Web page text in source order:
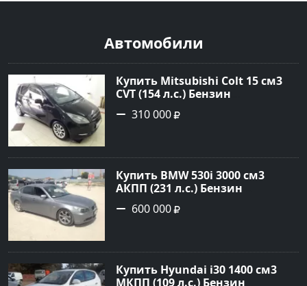
Автомобили
Купить Mitsubishi Colt 15 см3
CVT (154 л.с.) Бензин
турбонаддув в Краснодар:
цвет Чёрный металик Хетчбэк
сайте Авторынок23
310 000
Купить BMW 530i 3000 см3
АКПП (231 л.с.) Бензин
инжектор в Новороссийск:
цвет серый Седан 2004 года по
Авторынок23
600 000
Купить Hyundai i30 1400 см3
МКПП (109 л.с.) Бензин